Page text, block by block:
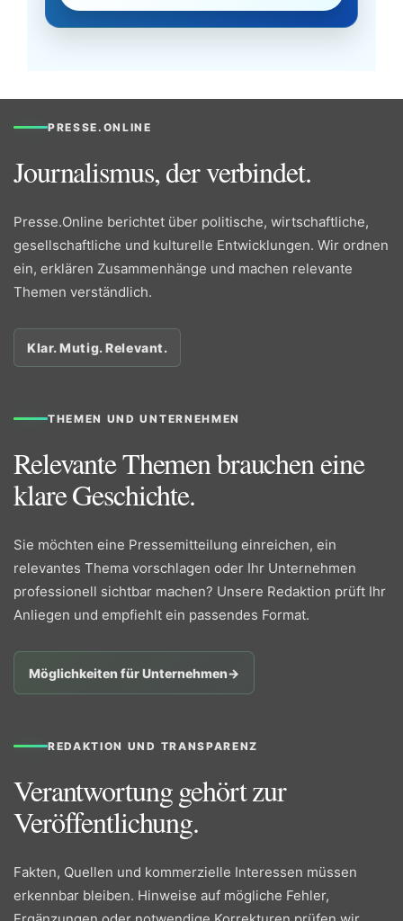
PRESSE.ONLINE
Journalismus, der verbindet.
Presse.Online berichtet über politische, wirtschaftliche,
gesellschaftliche und kulturelle Entwicklungen. Wir ordnen
ein, erklären Zusammenhänge und machen relevante
Themen verständlich.
Klar. Mutig. Relevant.
THEMEN UND UNTERNEHMEN
Relevante Themen brauchen eine
klare Geschichte.
Sie möchten eine Pressemitteilung einreichen, ein
relevantes Thema vorschlagen oder Ihr Unternehmen
professionell sichtbar machen? Unsere Redaktion prüft Ihr
Anliegen und empfiehlt ein passendes Format.
Möglichkeiten für Unternehmen→
REDAKTION UND TRANSPARENZ
Verantwortung gehört zur
Veröffentlichung.
Fakten, Quellen und kommerzielle Interessen müssen
erkennbar bleiben. Hinweise auf mögliche Fehler,